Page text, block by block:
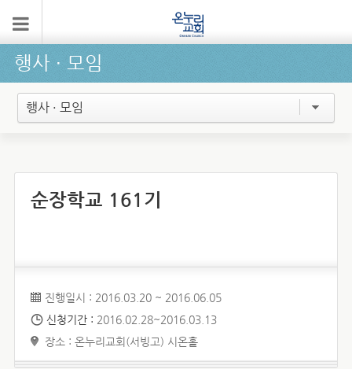
행사 ∙ 모임
행사 · 모임
순장학교 161기
진행일시 : 2016.03.20 ~ 2016.06.05
신청기간 : 2016.02.28~2016.03.13
장소 : 온누리교회(서빙고) 시온홀